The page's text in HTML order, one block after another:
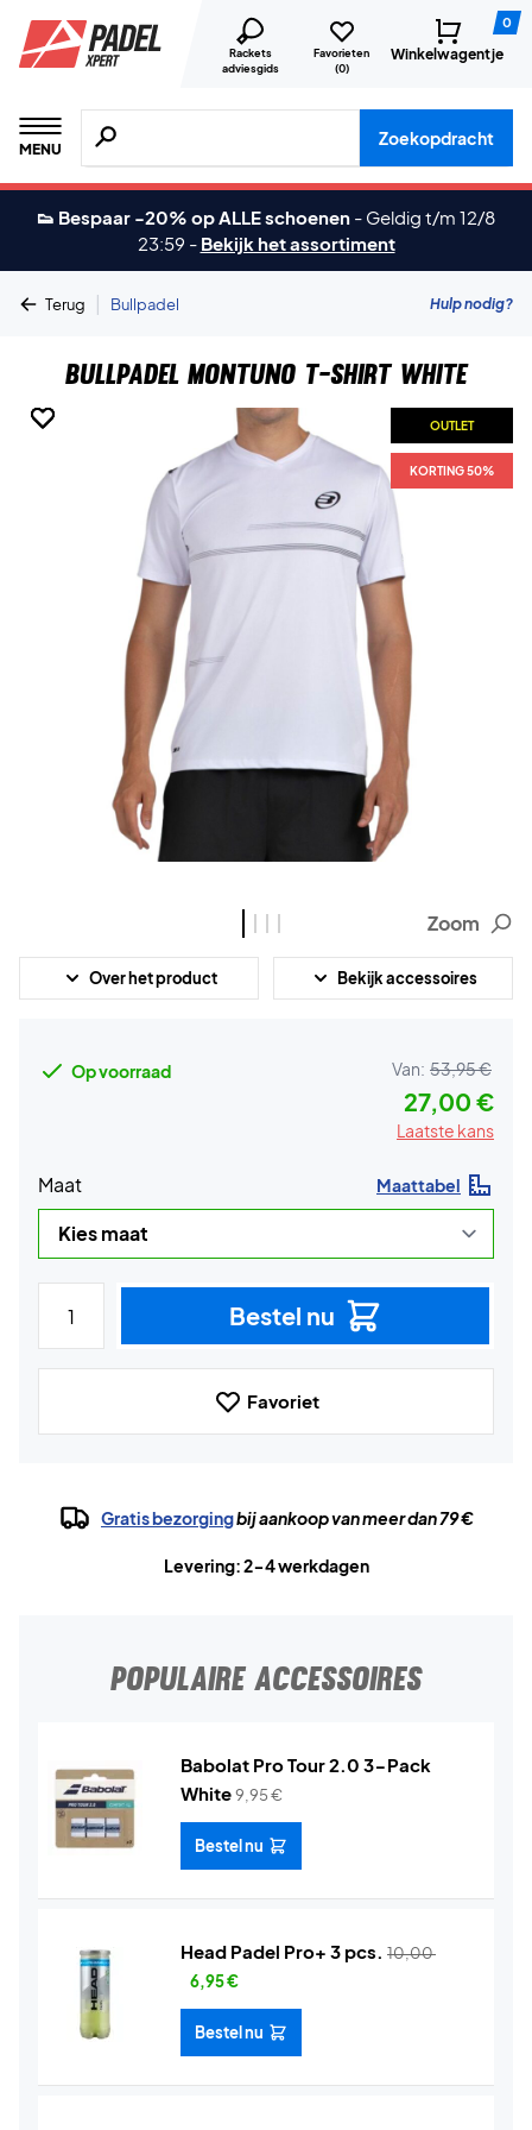
Rackets
adviesgids
Favorieten
(0)
0
Winkelwagentje
MENU
Zoeken naar producten, merken etc.
Zoekopdracht
👟 Bespaar -20% op ALLE schoenen - Geldig t/m 12/8
23:59 - Bekijk het assortiment
Terug | Bullpadel Hulp nodig?
Bullpadel Montuno T-shirt White
OUTLET
KORTING 50%
OUTLET
KORTING 50%
OUTLET
KORTING 50%
OUTLET
KORTING 50%
Zoom
Over het product Bekijk accessoires
Op voorraad Van: 53,95 €
27,00 €
Laatste kans
Maat Maattabel
Bestel nu
Favoriet
Gratis bezorgingbij aankoop van meer dan 79 €
Levering: 2-4 werkdagen
POPULAIRE ACCESSOIRES
Babolat Pro Tour 2.0 3-Pack
White9,95€
Bestel nu
Head Padel Pro+ 3 pcs. 10,00
6,95€
Bestel nu